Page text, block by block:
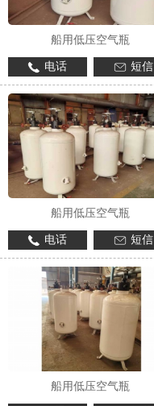
船用低压空气瓶
电话 短信
船用低压空气瓶
电话 短信
船用低压空气瓶